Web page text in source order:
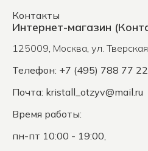
Контакты
Интернет-магазин
125009, Москва, ул.
Телефон: +7 (495) 788 77
Почта: kristall_otzyv@mail.ru
Время работы:
пн-пт 10:00 - 19:00,